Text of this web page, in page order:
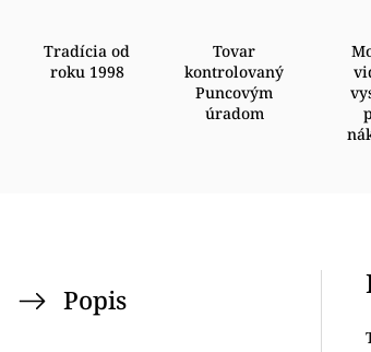
Tradícia od
roku 1998
Tovar
kontrolovaný
Puncovým
úradom
Popis